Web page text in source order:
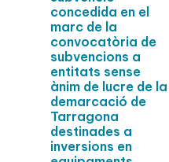
concedida en el
marc de la
convocatòria de
subvencions a
entitats sense
ànim de lucre de la
demarcació de
Tarragona
destinades a
inversions en